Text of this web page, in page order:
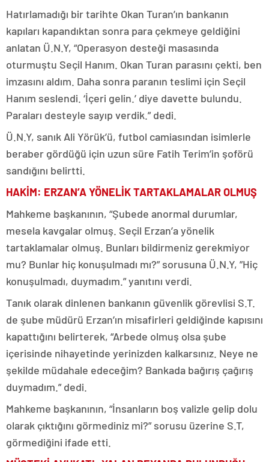
Hatırlamadığı bir tarihte Okan Turan’ın bankanın
kapıları kapandıktan sonra para çekmeye geldiğini
anlatan Ü.N.Y, “Operasyon desteği masasında
oturmuştu Seçil Hanım. Okan Turan parasını çekti, ben
imzasını aldım. Daha sonra paranın teslimi için Seçil
Hanım seslendi. ‘İçeri gelin.’ diye davette bulundu.
Paraları desteyle sayıp verdik.” dedi.
Ü.N.Y, sanık Ali Yörük’ü, futbol camiasından isimlerle
beraber gördüğü için uzun süre Fatih Terim’in şoförü
sandığını belirtti.
HAKİM: ERZAN’A YÖNELİK TARTAKLAMALAR OLMUŞ
Mahkeme başkanının, “Şubede anormal durumlar,
mesela kavgalar olmuş. Seçil Erzan’a yönelik
tartaklamalar olmuş. Bunları bildirmeniz gerekmiyor
mu? Bunlar hiç konuşulmadı mı?” sorusuna Ü.N.Y, ”Hiç
konuşulmadı, duymadım.” yanıtını verdi.
Tanık olarak dinlenen bankanın güvenlik görevlisi S.T.
de şube müdürü Erzan’ın misafirleri geldiğinde kapısını
kapattığını belirterek, “Arbede olmuş olsa şube
içerisinde nihayetinde yerinizden kalkarsınız. Neye ne
şekilde müdahale edeceğim? Bankada bağırış çağırış
duymadım.” dedi.
Mahkeme başkanının, “İnsanların boş valizle gelip dolu
olarak çıktığını görmediniz mi?” sorusu üzerine S.T,
görmediğini ifade etti.